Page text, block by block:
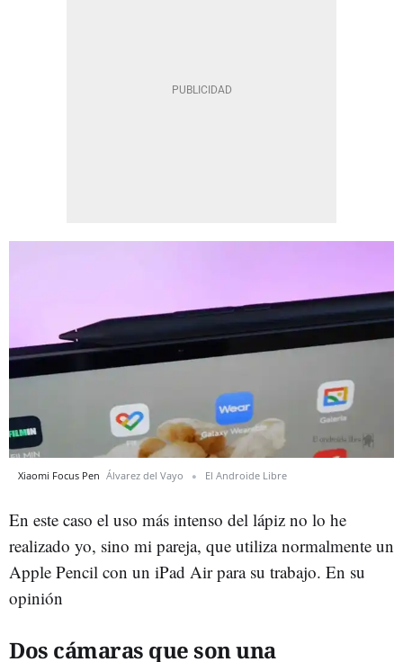
Xiaomi Focus Pen Álvarez del Vayo El Androide Libre
En este caso el uso más intenso del lápiz no lo he
realizado yo, sino mi pareja, que utiliza normalmente un
Apple Pencil con un iPad Air para su trabajo. En su
opinión
Dos cámaras que son una